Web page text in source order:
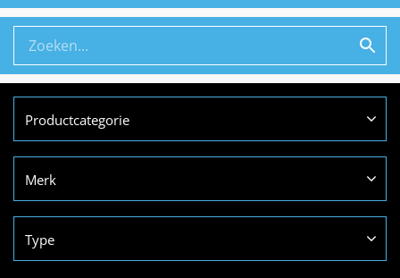
Productcategorie
Merk
Type